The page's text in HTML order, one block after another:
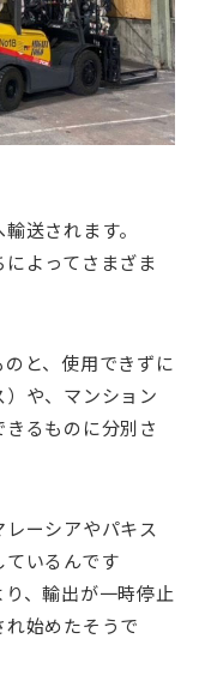
送されます。
よってさまざま
と、使用できずに
や、マンション
るものに分別さ
ーシアやパキス
いるんです
、輸出が一時停止
始めたそうで